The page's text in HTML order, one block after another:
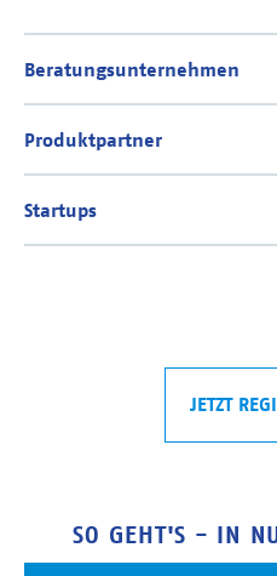
JETZT
SO GEHT'S - IN